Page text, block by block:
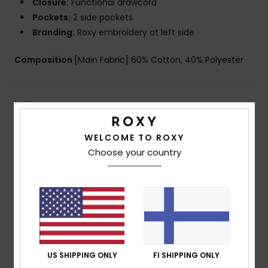
Closure: Functional drawcord
Pockets: 2 side pockets
Branding: Roxy embroidery at left side
Composition [Main Fabric] 60% Cotton, 40% Polyester
Shipping & Returns
Customer Reviews
Average Score
5.0
WELCOME TO ROXY
Choose your country
US SHIPPING ONLY FI SHIPPING ONLY